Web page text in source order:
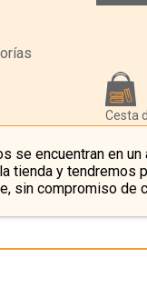
Cesta
se encuentran en un
tienda y tendremos
sin compromiso de